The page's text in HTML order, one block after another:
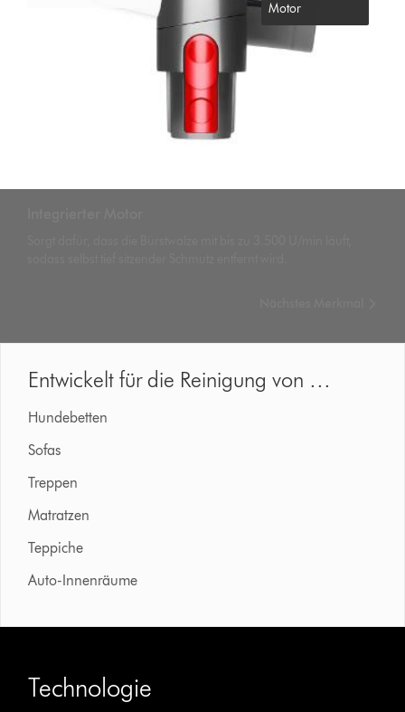
Motor
Entwickelt für die Reinigung von …
Hundebetten
Sofas
Treppen
Matratzen
Teppiche
Auto-Innenräume
Technologie